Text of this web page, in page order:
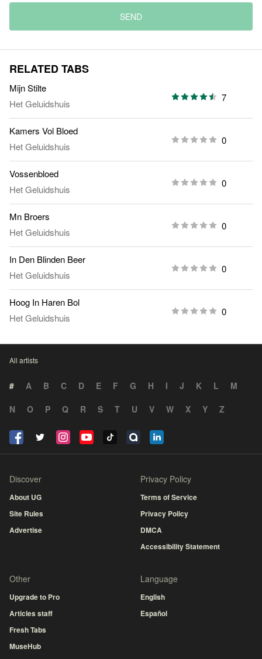
SEND
RELATED TABS
Mijn Stilte
Het Geluidshuis
7
Kamers Vol Bloed
Het Geluidshuis
0
Vossenbloed
Het Geluidshuis
0
Mn Broers
Het Geluidshuis
0
In Den Blinden Beer
Het Geluidshuis
0
Hoog In Haren Bol
Het Geluidshuis
0
All artists
# A B C D E F G H I J K L
M
N
O P Q R S T U V W X Y Z
Discover
About UG
Site Rules
Advertise
Privacy Policy
Terms of Service
Privacy Policy
DMCA
Accessibility Statement
Other
Upgrade to Pro
Articles staff
Fresh Tabs
MuseHub
Language
English
Español